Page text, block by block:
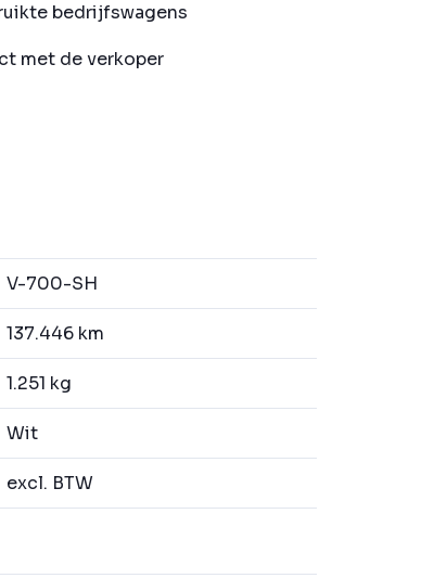
bedrijfswagens
met de verkoper
V-700-SH
137.446 km
1.251 kg
Wit
excl. BTW